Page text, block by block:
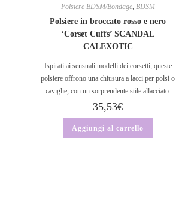
Polsiere BDSM/Bondage, BDSM
Polsiere in broccato rosso e nero
‘Corset Cuffs’ SCANDAL
CALEXOTIC
Ispirati ai sensuali modelli dei corsetti, queste
polsiere offrono una chiusura a lacci per polsi o
caviglie, con un sorprendente stile allacciato.
35,53€
Aggiungi al carrello